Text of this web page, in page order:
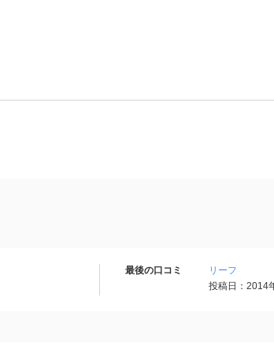
最後の口コミ
リーフ
投稿日：2014